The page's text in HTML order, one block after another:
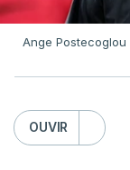
Ange
OUVIR